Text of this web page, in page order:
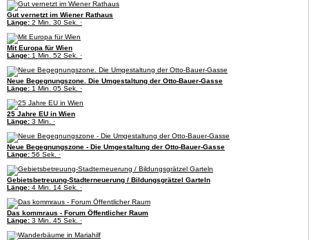
Gut vernetzt im Wiener Rathaus
Länge: 2 Min. 30 Sek. ·
Mit Europa für Wien
Länge: 1 Min. 52 Sek. ·
Neue Begegnungszone. Die Umgestaltung der Otto-Bauer-Gasse
Länge: 1 Min. 05 Sek. ·
25 Jahre EU in Wien
Länge: 3 Min. ·
Neue Begegnungszone - Die Umgestaltung der Otto-Bauer-Gasse
Länge: 56 Sek. ·
Gebietsbetreuung-Stadterneuerung / Bildungsgrätzel Garteln
Länge: 4 Min. 14 Sek. ·
Das kommraus - Forum Öffentlicher Raum
Länge: 3 Min. 45 Sek. ·